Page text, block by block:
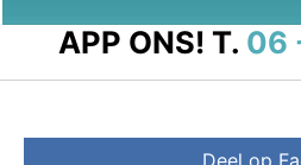
APP ONS! T. 06